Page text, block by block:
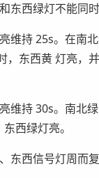
和东西绿灯不能同
亮维持 25s。在南
，东西黄 灯亮，
亮维持 30s。南北
西绿灯亮。
、东西信号灯周而